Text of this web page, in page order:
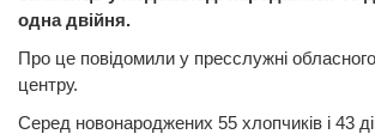
одна двійня.
Про це повідомили у пресслужні
центру.
Серед новонароджених 55 хлопчиків і 43